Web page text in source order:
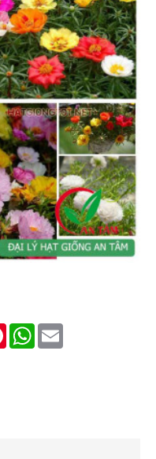
PinterestWhatsApp
Email